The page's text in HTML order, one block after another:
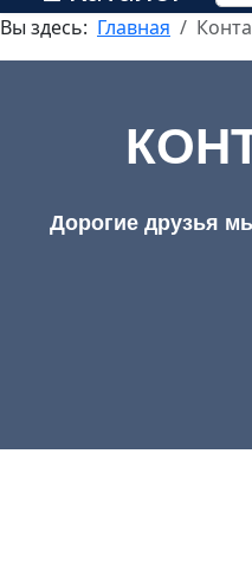
Вы здесь: Главная
Дорогие друзья